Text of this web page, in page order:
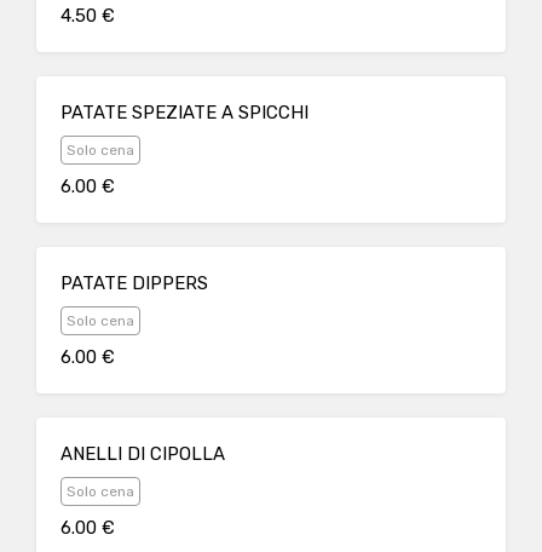
4.50 €
PATATE SPEZIATE A SPICCHI
Solo cena
6.00 €
PATATE DIPPERS
Solo cena
6.00 €
ANELLI DI CIPOLLA
Solo cena
6.00 €